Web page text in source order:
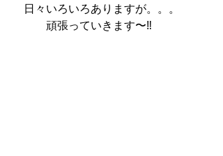
日々いろいろありますが。。。
頑張っていきます〜‼️